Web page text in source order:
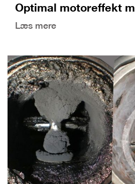
Optimal motoreffekt
Læs mere